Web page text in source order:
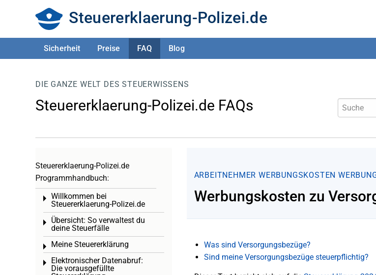
Steuererklaerung-Polizei.de
Sicherheit Preise FAQ Blog
DIE GANZE WELT DES STEUERWISSENS
Steuererklaerung-Polizei.de FAQs
ARBEITNEHMER WERBUNGSKOSTEN
Werbungskosten zu
Was sind Versorgungsbezüge?
Sind meine Versorgungsbezüge steuerpflichtig?
Steuererklaerung-Polizei.de
Programmhandbuch:
Willkommen bei
Steuererklaerung-Polizei.de
Toggle menu
Übersicht: So verwaltest du
deine Steuerfälle
Toggle menu
Meine Steuererklärung
Toggle menu
Elektronischer Datenabruf:
Die vorausgefüllte
Toggle menu